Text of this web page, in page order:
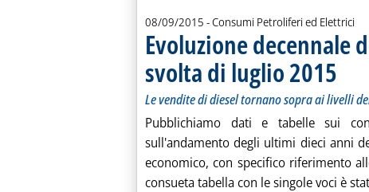
08/09/2015 - Consumi Petroliferi ed Elettrici
Evoluzione decennale
svolta di luglio 2015 ..
Le vendite di diesel tornano sopra ai livelli
Pubblichiamo dati e tabelle sui
sull'andamento degli ultimi dieci anni
economico, con specifico riferimento
consueta tabella con le singole voci è